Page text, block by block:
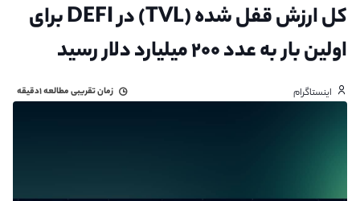
کل ارزش قفل شده (TVL) در DEFI برای
اولین بار به عدد ۲۰۰ میلیارد دلار رسید
اینستاگرام زمان تقریبی مطالعه۱دقیقه